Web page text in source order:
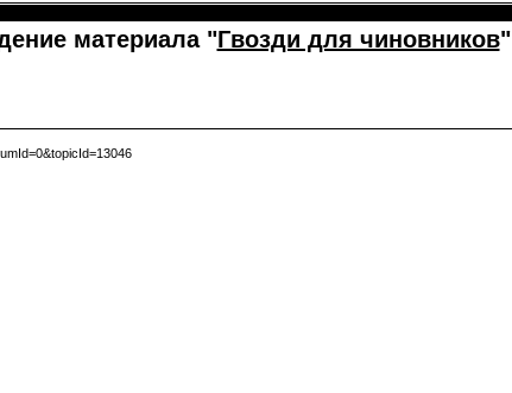
материала "Гвозди для чиновников"